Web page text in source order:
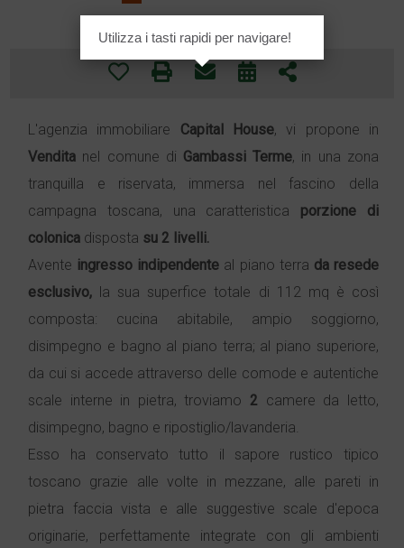
L'agenzia immobiliare Capital House, vi propone in
Vendita nel comune di Gambassi Terme, in una zona
tranquilla e riservata, immersa nel fascino della
campagna toscana, una caratteristica porzione di
colonica disposta su 2 livelli.
Avente ingresso indipendente al piano terra da resede
esclusivo, la sua superfice totale di 112 mq è così
composta: cucina abitabile, ampio soggiorno,
disimpegno e bagno al piano terra; al piano superiore,
da cui si accede attraverso delle comode e autentiche
scale interne in pietra, troviamo 2 camere da letto,
disimpegno, bagno e ripostiglio/lavanderia.
Esso ha conservato tutto il sapore rustico tipico
toscano grazie alle volte in mezzane, alle pareti in
pietra faccia vista e alle suggestive scale d'epoca
originarie, perfettamente integrate con gli ambienti
Utilizza i tasti rapidi per navigare!